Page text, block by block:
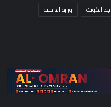
الكويت
وزارة الداخلية